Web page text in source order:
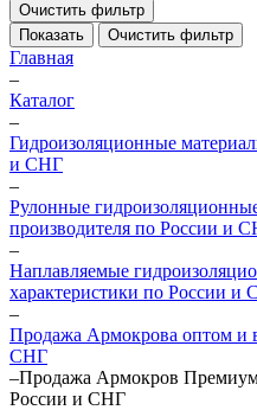
Очистить фильтр
Показать
Очистить фильтр
Главная
–
Каталог
–
Гидроизоляционные
и СНГ
–
Рулонные
производителя по России и
–
Наплавляемые
характеристики по России и
–
Продажа Армокрова оптом и
СНГ
–Продажа Армокров Премиум
России и СНГ